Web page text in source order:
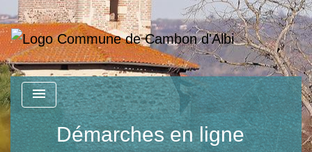
menu
Démarches en ligne